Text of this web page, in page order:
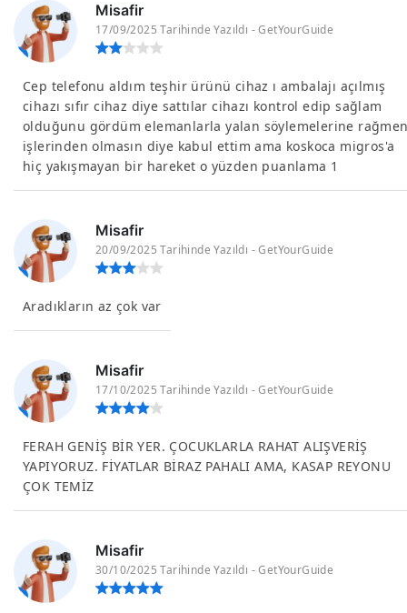
Misafir
17/09/2025 Tarihinde Yazıldı - GetYourGuide
Cep telefonu aldım teşhir ürünü cihaz ı ambalajı açılmış
cihazı sıfır cihaz diye sattılar cihazı kontrol edip sağlam
olduğunu gördüm elemanlarla yalan söylemelerine
işlerinden olmasın diye kabul ettim ama koskoca migros'a
hiç yakışmayan bir hareket o yüzden puanlama 1
Misafir
20/09/2025 Tarihinde Yazıldı - GetYourGuide
Aradıkların az çok var
Misafir
17/10/2025 Tarihinde Yazıldı - GetYourGuide
FERAH GENİŞ BİR YER. ÇOCUKLARLA RAHAT ALIŞVERİŞ
YAPIYORUZ. FİYATLAR BİRAZ PAHALI AMA, KASAP REYONU
ÇOK TEMİZ
Misafir
30/10/2025 Tarihinde Yazıldı - GetYourGuide